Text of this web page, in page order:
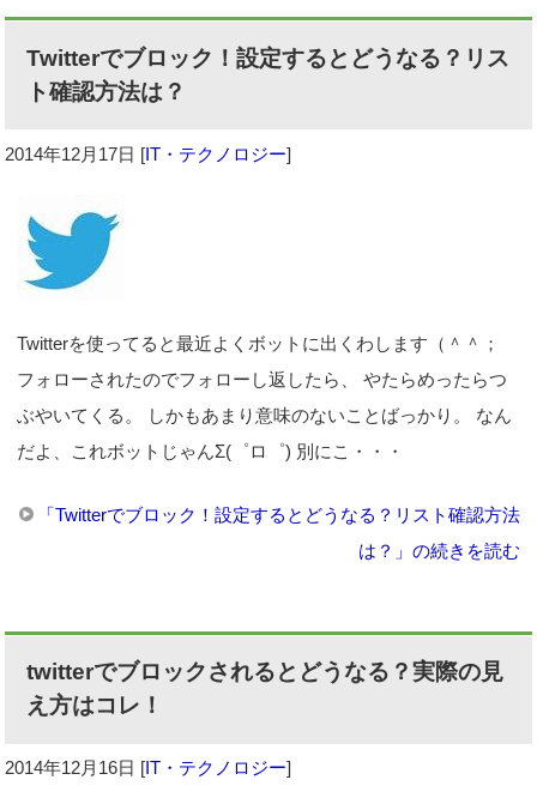
Twitterでブロック！設定するとどうなる？リス
ト確認方法は？
2014年12月17日 [IT・テクノロジー]
Twitterを使ってると最近よくボットに出くわします（＾＾；
フォローされたのでフォローし返したら、 やたらめったらつ
ぶやいてくる。 しかもあまり意味のないことばっかり。 なん
だよ、これボットじゃんΣ(゜ロ゜) 別にこ・・・
「Twitterでブロック！設定するとどうなる？リスト確認方法
は？」の続きを読む
twitterでブロックされるとどうなる？実際の見
え方はコレ！
2014年12月16日 [ IT・テクノロジー]